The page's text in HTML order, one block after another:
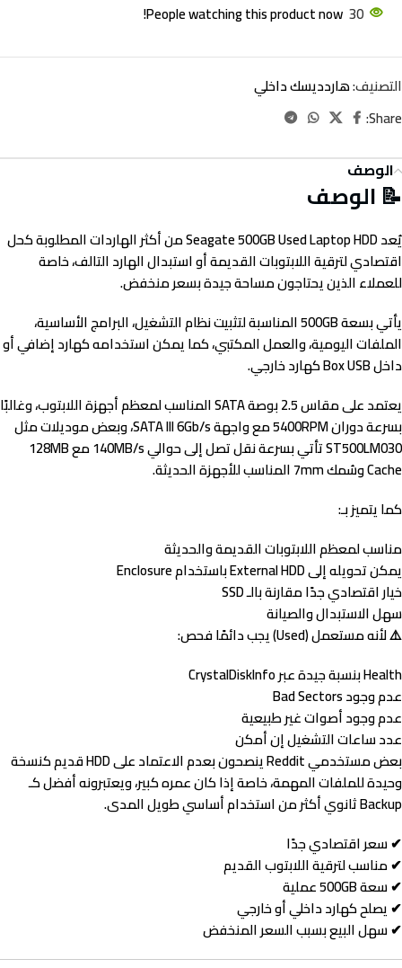
30
People watching this product now!
التصنيف:هاردديسك داخلي
Share:
الوصف
📝 الوصف
يُعدSeagate 500GB Used Laptop HDDمن أكثر الهاردات المطلوبة كحل
اقتصادي لترقية اللابتوبات القديمة أو استبدال الهارد التالف، خاصة
للعملاء الذين يحتاجون مساحة جيدة بسعر منخفض.
يأتي بسعة500GBالمناسبة لتثبيت نظام التشغيل، البرامج الأساسية،
الملفات اليومية، والعمل المكتبي، كما يمكن استخدامه كهارد إضافي أو
داخل Box USB كهارد خارجي.
يعتمد على مقاس2.5 بوصة SATA
المناسب لمعظم أجهزة اللابتوب، وغالبًا
بسرعة دوران5400RPMمع واجهةSATA III 6Gb/s، وبعض موديلات مثل
ST500LM030تأتي بسرعة نقل تصل إلى حوالي140MB/sمع128MB
Cacheوسُمك 7mm المناسب للأجهزة الحديثة.
كما يتميز بـ:
مناسب لمعظم اللابتوبات القديمة والحديثة
يمكن تحويله إلى External HDD باستخدام Enclosure
خيار اقتصادي جدًا مقارنة بالـ SSD
سهل الاستبدال والصيانة
⚠️ لأنهمستعمل (Used)
يجب دائمًا فحص:
Health بنسبة جيدة عبر CrystalDiskInfo
عدم وجود Bad Sectors
عدم وجود أصوات غير طبيعية
عدد ساعات التشغيل إن أمكن
بعض مستخدمي Reddit ينصحون بعدم الاعتماد على HDD قديم كنسخة
وحيدة للملفات المهمة، خاصة إذا كان عمره كبير، ويعتبرونه أفضل كـ
Backup ثانوي أكثر من استخدام أساسي طويل المدى.
✔ سعر اقتصادي جدًا
✔ مناسب لترقية اللابتوب القديم
✔ سعة 500GB عملية
✔ يصلح كهارد داخلي أو خارجي
✔ سهل البيع بسبب السعر المنخفض